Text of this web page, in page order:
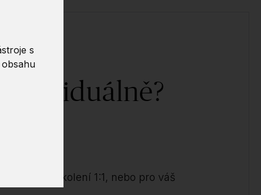
s
školení 1:1, nebo pro váš